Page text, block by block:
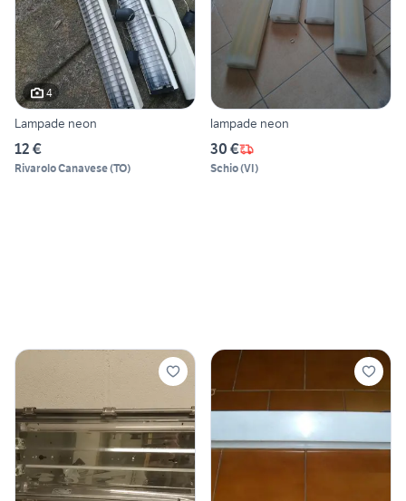
4
Lampade neon
12 €
Rivarolo Canavese(TO)
lampade neon
30 €
Schio(VI)